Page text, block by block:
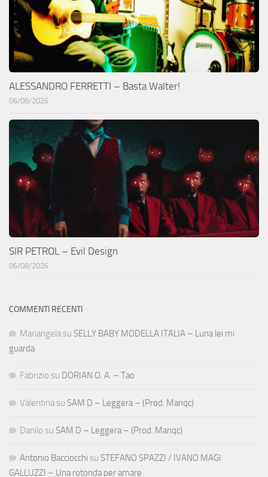
ALESSANDRO FERRETTI – Basta Walter!
06/08/2026
SIR PETROL – Evil Design
06/08/2026
COMMENTI RECENTI
Mariangela su SELLY BABY MODELLA ITALIA – Luna lei mi
guarda
Fabrizio su DORIAN O. A. – Tao
Valentina su SAM D – Leggera – (Prod. Manqc)
Danilo su SAM D – Leggera – (Prod. Manqc)
Antonio Bacciocchi su STEFANO SPAZZI / IVANO MAGI
GALLUZZI – Una rotonda per amare